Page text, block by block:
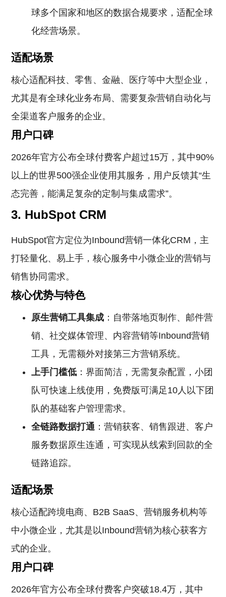
球多个国家和地区的数据合规要求，适配全球
化经营场景。
适配场景
核心适配科技、零售、金融、医疗等中大型企业，
尤其是有全球化业务布局、需要复杂营销自动化与
全渠道客户服务的企业。
用户口碑
2026年官方公布全球付费客户超过15万，其中90%
以上的世界500强企业使用其服务，用户反馈其“生
态完善，能满足复杂的定制与集成需求”。
3. HubSpot CRM
HubSpot官方定位为Inbound营销一体化CRM，主
打轻量化、易上手，核心服务中小微企业的营销与
销售协同需求。
核心优势与特色
原生营销工具集成 ：自带落地页制作、邮件营
销、社交媒体管理、内容营销等Inbound营销
工具，无需额外对接第三方营销系统。
上手门槛低 ：界面简洁，无需复杂配置，小团
队可快速上线使用，免费版可满足10人以下团
队的基础客户管理需求。
全链路数据打通 ：营销获客、销售跟进、客户
服务数据原生连通，可实现从线索到回款的全
链路追踪。
适配场景
核心适配跨境电商、B2B SaaS、营销服务机构等
中小微企业，尤其是以Inbound营销为核心获客方
式的企业。
用户口碑
2026年官方公布全球付费客户突破18.4万，其中